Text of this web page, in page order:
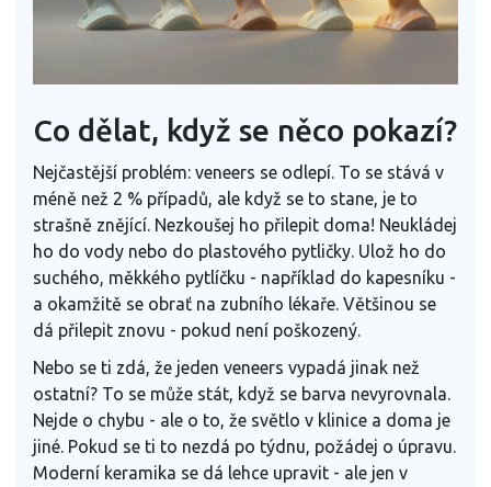
Co dělat, když se něco pokazí?
Nejčastější problém: veneers se odlepí. To se stává v
méně než 2 % případů, ale když se to stane, je to
strašně znějící. Nezkoušej ho přilepit doma! Neukládej
ho do vody nebo do plastového pytličky. Ulož ho do
suchého, měkkého pytlíčku - například do kapesníku -
a okamžitě se obrať na zubního lékaře. Většinou se
dá přilepit znovu - pokud není poškozený.
Nebo se ti zdá, že jeden veneers vypadá jinak než
ostatní? To se může stát, když se barva nevyrovnala.
Nejde o chybu - ale o to, že světlo v klinice a doma je
jiné. Pokud se ti to nezdá po týdnu, požádej o úpravu.
Moderní keramika se dá lehce upravit - ale jen v